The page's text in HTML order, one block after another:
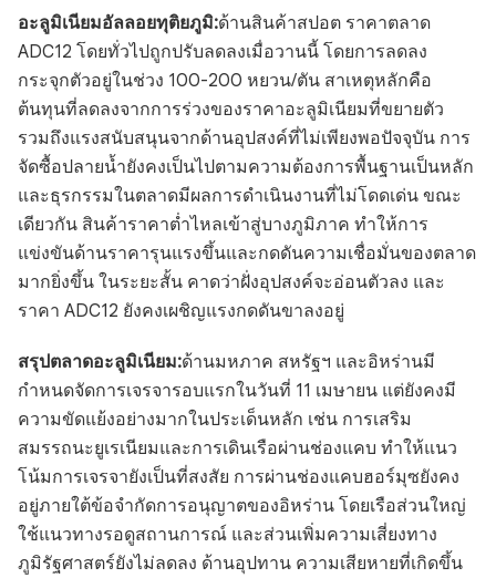
อะลูมิเนียมอัลลอยทุติยภูมิ:ด้านสินค้าสปอต ราคาตลาด
ADC12 โดยทั่วไปถูกปรับลดลงเมื่อวานนี้ โดยการลดลง
กระจุกตัวอยู่ในช่วง 100-200 หยวน/ตัน สาเหตุหลักคือ
ต้นทุนที่ลดลงจากการร่วงของราคาอะลูมิเนียมที่ขยายตัว
รวมถึงแรงสนับสนุนจากด้านอุปสงค์ที่ไม่เพียงพอปัจจุบัน การ
จัดซื้อปลายน้ำยังคงเป็นไปตามความต้องการพื้นฐานเป็นหลัก
และธุรกรรมในตลาดมีผลการดำเนินงานที่ไม่โดดเด่น ขณะ
เดียวกัน สินค้าราคาต่ำไหลเข้าสู่บางภูมิภาค ทำให้การ
แข่งขันด้านราคารุนแรงขึ้นและกดดันความเชื่อมั่นของตลาด
มากยิ่งขึ้น ในระยะสั้น คาดว่าฝั่งอุปสงค์จะอ่อนตัวลง และ
ราคา ADC12 ยังคงเผชิญแรงกดดันขาลงอยู่
สรุปตลาดอะลูมิเนียม:ด้านมหภาค สหรัฐฯ และอิหร่านมี
กำหนดจัดการเจรจารอบแรกในวันที่ 11 เมษายน แต่ยังคงมี
ความขัดแย้งอย่างมากในประเด็นหลัก เช่น การเสริม
สมรรถนะยูเรเนียมและการเดินเรือผ่านช่องแคบ ทำให้แนว
โน้มการเจรจายังเป็นที่สงสัย การผ่านช่องแคบฮอร์มุซยังคง
อยู่ภายใต้ข้อจำกัดการอนุญาตของอิหร่าน โดยเรือส่วนใหญ่
ใช้แนวทางรอดูสถานการณ์ และส่วนเพิ่มความเสี่ยงทาง
ภูมิรัฐศาสตร์ยังไม่ลดลง ด้านอุปทาน ความเสียหายที่เกิดขึ้น